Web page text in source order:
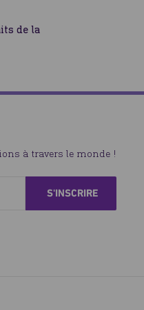
de la
à travers le monde !